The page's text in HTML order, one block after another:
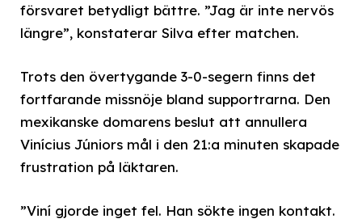
försvaret betydligt bättre. ”Jag är inte nervös
längre”, konstaterar Silva efter matchen.
Trots den övertygande 3-0-segern finns det
fortfarande missnöje bland supportrarna. Den
mexikanske domarens beslut att annullera
Vinícius Júniors mål i den 21:a minuten skapade
frustration på läktaren.
”Viní gjorde inget fel. Han sökte ingen kontakt.